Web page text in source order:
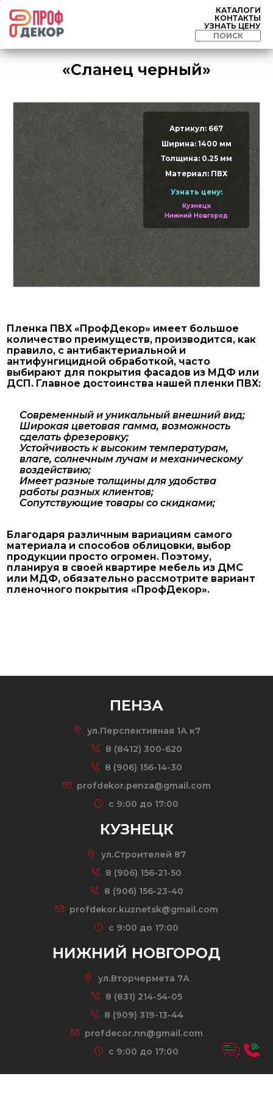
КАТАЛОГИ
КОНТАКТЫ
УЗНАТЬ ЦЕНУ
«Сланец черный»
Артикул: 667
Ширина: 1400 мм
Толщина: 0.25 мм
Материал: ПВХ
Узнать цену:
Кузнецк
Нижний Новгород
Пленка ПВХ «ПрофДекор» имеет большое
количество преимуществ, производится, как
правило, с антибактериальной и
антифунгицидной обработкой, часто
выбирают для покрытия фасадов из МДФ или
ДСП. Главное достоинства нашей пленки ПВХ:
Современный и уникальный внешний вид;
Широкая цветовая гамма, возможность
сделать фрезеровку;
Устойчивость к высоким температурам,
влаге, солнечным лучам и механическому
воздействию;
Имеет разные толщины для удобства
работы разных клиентов;
Сопутствующие товары со скидками;
Благодаря различным вариациям самого
материала и способов облицовки, выбор
продукции просто огромен. Поэтому,
планируя в своей квартире мебель из ДМС
или МДФ, обязательно рассмотрите вариант
пленочного покрытия «ПрофДекор».
ПЕНЗА
ул.Перспективная 1А к7
8 (8412) 300-620
8 (906) 156-14-30
profdekor.penza@gmail.com
c 9:00 до 17:00
КУЗНЕЦК
ул.Строителей 87
8 (906) 156-21-50
8 (906) 156-23-40
profdekor.kuznetsk@gmail.com
c 9:00 до 17:00
НИЖНИЙ НОВГОРОД
ул.Вторчермета 7А
8 (831) 214-54-05
8 (909) 319-13-44
profdecor.nn@gmail.com
c 9:00 до 17:00